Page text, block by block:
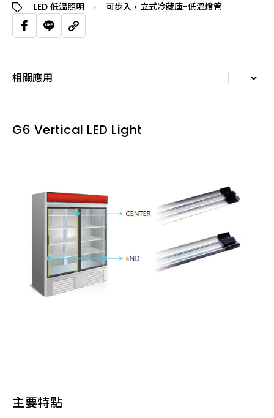
LED 低溫照明 可步入，立式冷藏庫-低溫燈管
相關應用
G6 Vertical LED Light
主要特點